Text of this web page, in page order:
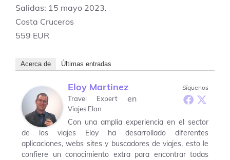
Salidas: 15 mayo 2023.
Costa Cruceros
559 EUR
Acerca de Últimas entradas
Síguenos
Eloy Martinez
Travel Experten
Viajes Elan
Con una amplia experiencia en el sector
de los viajes Eloy ha desarrollado diferentes
aplicaciones, webs sites y buscadores de viajes, esto le
confiere un conocimiento extra para encontrar todas